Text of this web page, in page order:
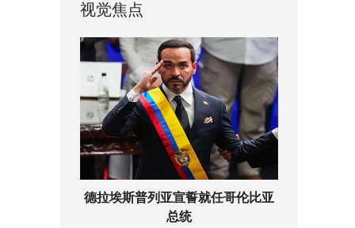
视觉焦点
德拉埃斯普列亚宣誓就任哥伦比亚
总统